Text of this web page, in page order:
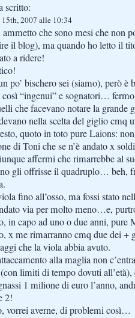
scritto:
2007 alle 10:34
che sono mesi che non
il blog), ma quando ho letto il
a ridere!
po’ bischero sei (siamo), però è
così “ingenui” e sognatori…
che facevano notare la grande
nella scelta del giglio cmq
quoto in toto pure Laions:
di Toni che se n’è andato x
affermi che rimarrebbe al
gli offrisse il quadruplo… beh,
fino all’osso, ma fossi stato
via per molto meno…e,
in capo ad uno o due anni, pure
x me rimarranno cmq due dei +
che la viola abbia avuto.
alla maglia non
limiti di tempo dovuti all’età),
1 milione di euro l’anno,
2!
vorrei averne, di problemi così…